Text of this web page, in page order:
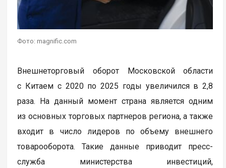
Фото: magnific.com
Внешнеторговый оборот Московской области
с Китаем с 2020 по 2025 годы увеличился в 2,8
раза. На данный момент страна является одним
из основных торговых партнеров региона, а также
входит в число лидеров по объему внешнего
товарооборота. Такие данные приводит пресс-
служба министерства инвестиций,